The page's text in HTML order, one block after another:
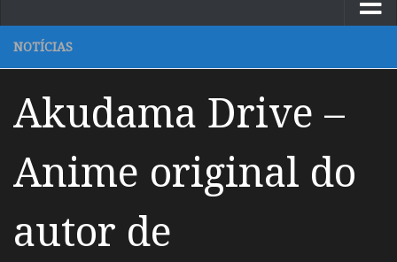
NOTÍCIAS
Akudama Drive –
Anime original do
autor de